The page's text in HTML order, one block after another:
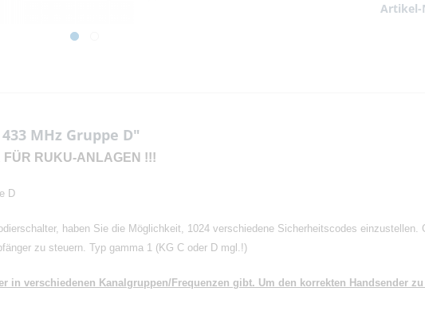
Artikel-
MHz Gruppe D"
FÜR RUKU-ANLAGEN !!!
D
haben Sie die Möglichkeit, 1024 verschiedene Sicherheitscodes
zu steuern. Typ gamma 1 (KG C oder D mgl.!)
in verschiedenen Kanalgruppen/Frequenzen gibt. Um den korrekten Handsender